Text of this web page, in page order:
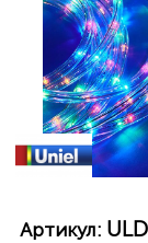
Артикул: